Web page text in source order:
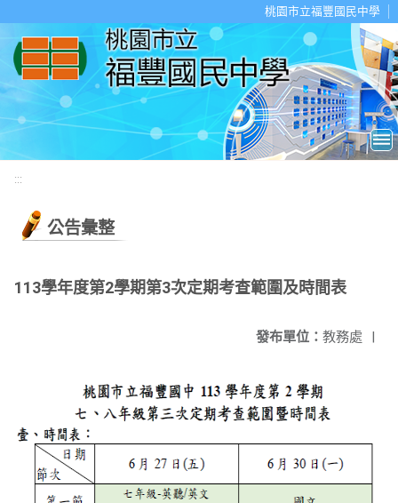
桃園市立福豐國民中學
:::
公告彙整
113學年度第2學期第3次定期考查範圍及時間表
發布單位： 教務處 |